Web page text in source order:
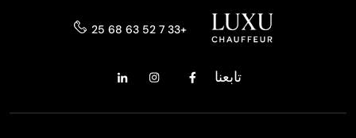
+33 7 52 63 68 25
تابعنا